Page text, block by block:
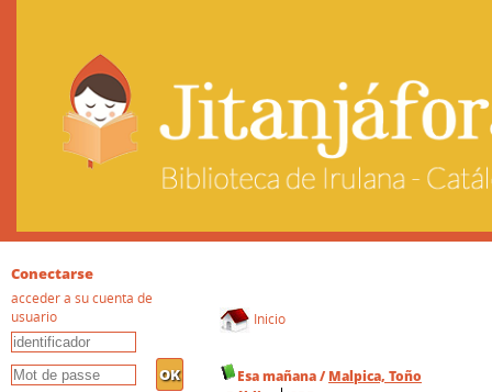
Inicio
Esa mañana/ Malpica, Toño
Conectarse
acceder a su cuenta de
usuario